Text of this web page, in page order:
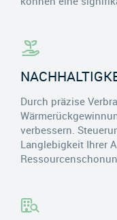
Durch präzise
verbessern.
Langlebigkeit Ihrer